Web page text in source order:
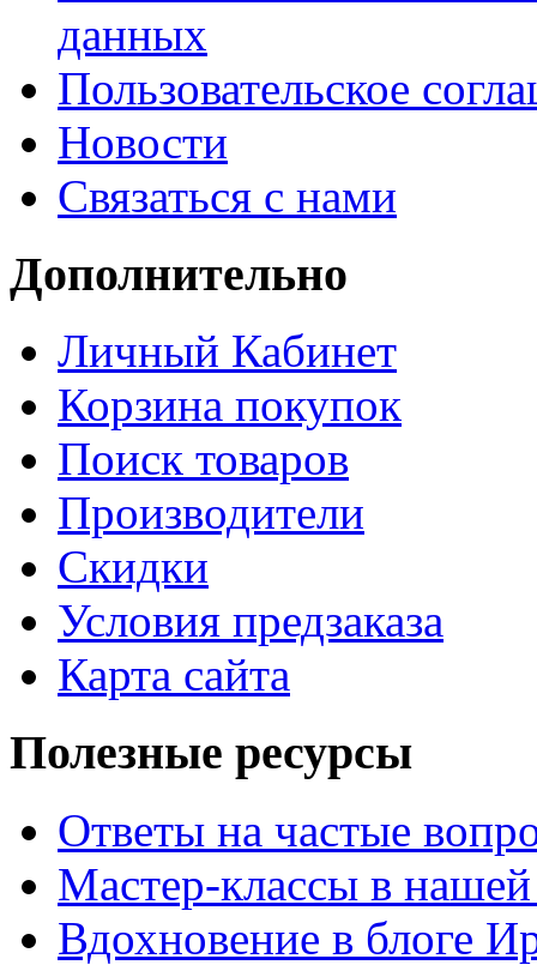
данных
Пользовательское
Новости
Связаться с нами
Дополнительно
Личный Кабинет
Корзина покупок
Поиск товаров
Производители
Скидки
Условия предзаказа
Карта сайта
Полезные ресурсы
Ответы на частые
Мастер-классы в нашей
Вдохновение в блоге